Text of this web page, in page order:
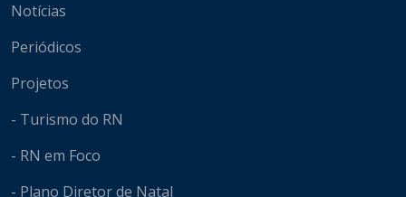
Notícias
Periódicos
Projetos
- Turismo do RN
- RN em Foco
- Plano Diretor de Natal